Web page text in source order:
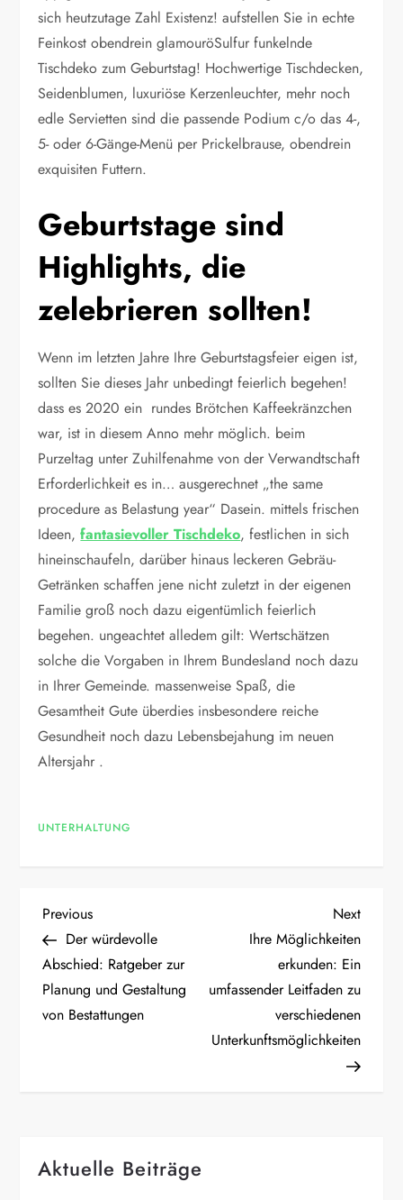
sich heutzutage Zahl Existenz! aufstellen Sie in echte
Feinkost obendrein glamouröSulfur funkelnde
Tischdeko zum Geburtstag! Hochwertige Tischdecken,
Seidenblumen, luxuriöse Kerzenleuchter, mehr noch
edle Servietten sind die passende Podium c/o das 4-,
5- oder 6-Gänge-Menü per Prickelbrause, obendrein
exquisiten Futtern.
Geburtstage sind
Highlights, die
zelebrieren sollten!
Wenn im letzten Jahre Ihre Geburtstagsfeier eigen ist,
sollten Sie dieses Jahr unbedingt feierlich begehen!
dass es 2020 ein rundes Brötchen Kaffeekränzchen
war, ist in diesem Anno mehr möglich. beim
Purzeltag unter Zuhilfenahme von der Verwandtschaft
Erforderlichkeit es in… ausgerechnet „the same
procedure as Belastung year“ Dasein. mittels frischen
Ideen,fantasievoller Tischdeko, festlichen in sich
hineinschaufeln, darüber hinaus leckeren Gebräu-
Getränken schaffen jene nicht zuletzt in der eigenen
Familie groß noch dazu eigentümlich feierlich
begehen. ungeachtet alledem gilt: Wertschätzen
solche die Vorgaben in Ihrem Bundesland noch dazu
in Ihrer Gemeinde. massenweise Spaß, die
Gesamtheit Gute überdies insbesondere reiche
Gesundheit noch dazu Lebensbejahung im neuen
Altersjahr .
UNTERHALTUNG
P
o
s
v
Previous
Post
Previous
Der würdevolle
Abschied: Ratgeber zur
Planung und Gestaltung
von Bestattungen
Next
Post
Next
Ihre Möglichkeiten
erkunden: Ein
umfassender Leitfaden zu
verschiedenen
Unterkunftsmöglichkeiten
Aktuelle Beiträge